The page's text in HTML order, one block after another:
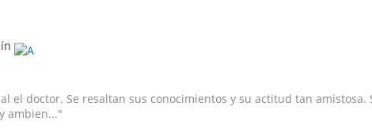
el doctor. Se resaltan sus conocimientos y su actitud tan amistosa.
ambien..."